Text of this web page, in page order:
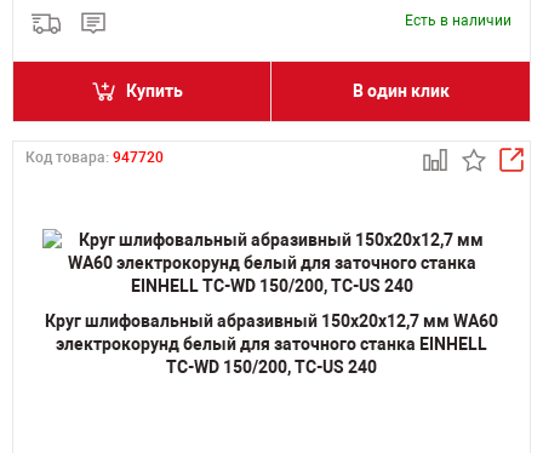
Есть в наличии
Купить В один клик
Код товара: 947720
Круг шлифовальный абразивный 150х20х12,7 мм WA60
электрокорунд белый для заточного станка EINHELL
TC-WD 150/200, TC-US 240